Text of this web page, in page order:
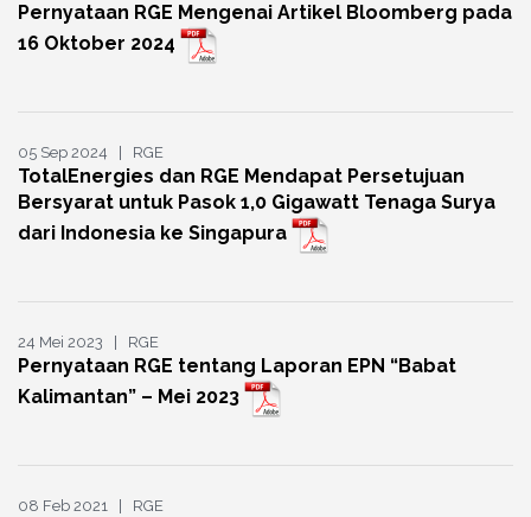
Pernyataan RGE Mengenai Artikel Bloomberg pada
16 Oktober 2024
05 Sep 2024 | RGE
TotalEnergies dan RGE Mendapat Persetujuan
Bersyarat untuk Pasok 1,0 Gigawatt Tenaga Surya
dari Indonesia ke Singapura
24 Mei 2023 | RGE
Pernyataan RGE tentang Laporan EPN “Babat
Kalimantan” – Mei 2023
08 Feb 2021 | RGE